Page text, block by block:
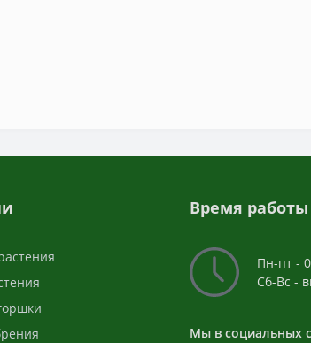
Время работы
Пн-пт -
Сб-Вс -
Мы в социальных